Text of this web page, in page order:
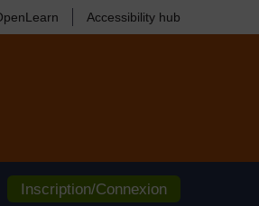
Accessibility hub
Inscription/Connexion